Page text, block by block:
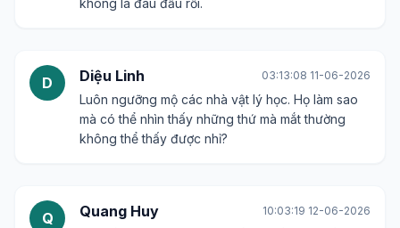
không là đau đầu rồi.
D Diệu Linh 03:13:08 11-06-2026
Luôn ngưỡng mộ các nhà vật lý học. Họ làm sao
mà có thể nhìn thấy những thứ mà mắt thường
không thể thấy được nhỉ?
Q Quang Huy 10:03:19 12-06-2026